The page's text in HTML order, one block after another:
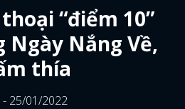
“điểm 10”
Ngày Nắng Về,
thía
- 25/01/2022